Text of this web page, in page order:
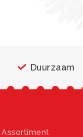
Duurzaam
Assortiment